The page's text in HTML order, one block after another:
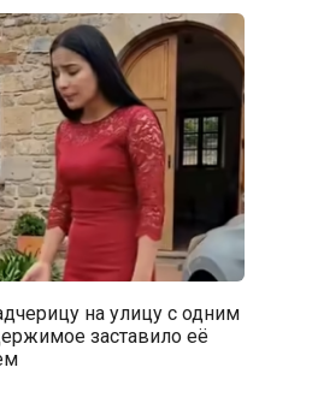
на улицу с одним
заставило её